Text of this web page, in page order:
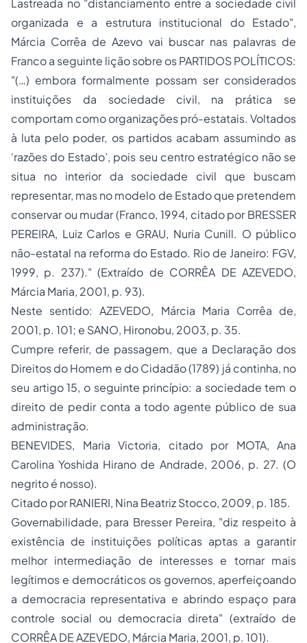
Lastreada no "distanciamento entre a sociedade civil
organizada e a estrutura institucional do Estado",
Márcia Corrêa de Azevo vai buscar nas palavras de
Franco a seguinte lição sobre os PARTIDOS POLÍTICOS:
"(…) embora formalmente possam ser considerados
instituições da sociedade civil, na prática se
comportam como organizações pró-estatais. Voltados
à luta pelo poder, os partidos acabam assumindo as
‘razões do Estado’, pois seu centro estratégico não se
situa no interior da sociedade civil que buscam
representar, mas no modelo de Estado que pretendem
conservar ou mudar (Franco, 1994, citado por BRESSER
PEREIRA, Luiz Carlos e GRAU, Nuria Cunill. O público
não-estatal na reforma do Estado. Rio de Janeiro: FGV,
1999, p. 237)." (Extraído de CORRÊA DE AZEVEDO,
Márcia Maria, 2001, p. 93).
Neste sentido: AZEVEDO, Márcia Maria Corrêa de,
2001, p. 101; e SANO, Hironobu, 2003, p. 35.
Cumpre referir, de passagem, que a Declaração dos
Direitos do Homem e do Cidadão (1789) já continha, no
seu artigo 15, o seguinte princípio: a sociedade tem o
direito de pedir conta a todo agente público de sua
administração.
BENEVIDES, Maria Victoria, citado por MOTA, Ana
Carolina Yoshida Hirano de Andrade, 2006, p. 27. (O
negrito é nosso).
Citado por RANIERI, Nina Beatriz Stocco, 2009, p. 185.
Governabilidade, para Bresser Pereira, "diz respeito à
existência de instituições políticas aptas a garantir
melhor intermediação de interesses e tornar mais
legítimos e democráticos os governos, aperfeiçoando
a democracia representativa e abrindo espaço para
controle social ou democracia direta" (extraído de
CORRÊA DE AZEVEDO, Márcia Maria, 2001, p. 101).